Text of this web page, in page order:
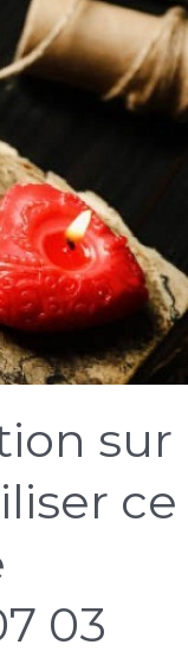
sur
ce
03